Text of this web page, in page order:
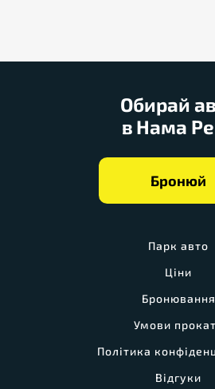
Парк авто
Ціни
Бронювання
Умови
Політика
Відгуки
Обирай
в Нама
Бронюй